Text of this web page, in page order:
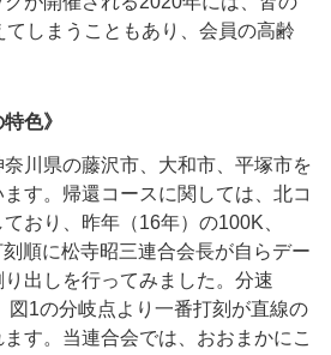
しまうこともあり、会員の高齢
色》
川県の藤沢市、大和市、平塚市を
す。帰還コースに関しては、北コ
おり、昨年（16年）の100K、
順に松寺昭三連合会長が自らデー
出しを行ってみました。分速
図1の分岐点より一番打刻が直線の
す。当連合会では、おおまかにこ